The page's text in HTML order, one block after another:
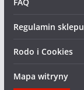
Regulamin sklepu
Rodo i Cookies
Mapa witryny